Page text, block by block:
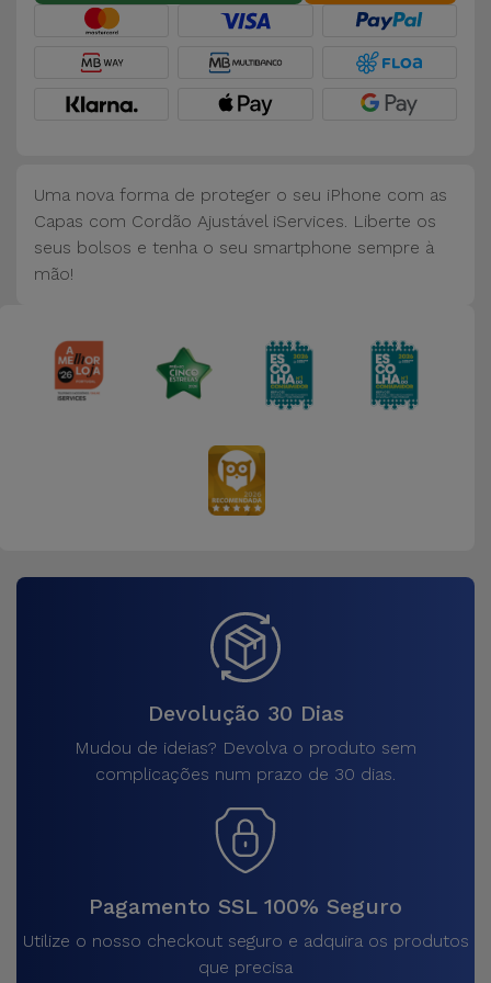
Acessórios
Computador
iPad e
Tablet
Kids
Ver
tudo
Uma nova forma de proteger o seu iPhone com as
Capas com Cordão Ajustável iServices. Liberte os
seus bolsos e tenha o seu smartphone sempre à
mão!
Devolução 30 Dias
Mudou de ideias? Devolva o produto sem
complicações num prazo de 30 dias.
Pagamento SSL 100% Seguro
Utilize o nosso checkout seguro e adquira os produtos
que precisa